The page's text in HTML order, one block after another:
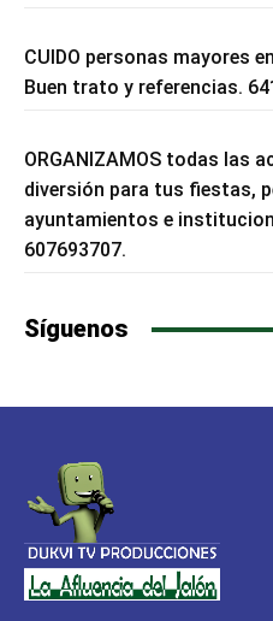
CUIDO personas mayores
Buen trato y referencias.
ORGANIZAMOS todas las
diversión para tus fiestas,
ayuntamientos e
607693707.
Síguenos